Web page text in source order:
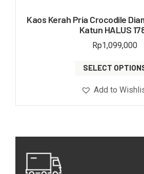
Kaos Kerah Pria Crocodile
Katun HALUS
Rp1,099,000
SELECT
Add to